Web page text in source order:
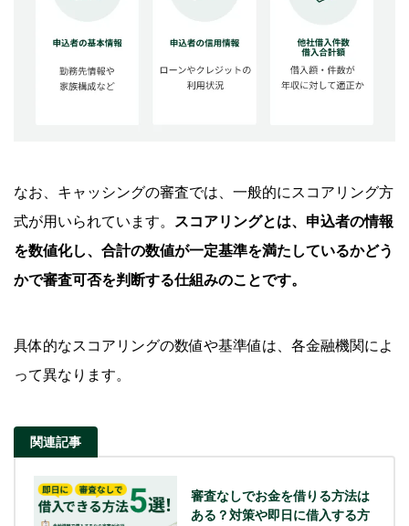
キャッシングの審査に通らなかったときの解決策
クレジットカードのショッピング枠で買物をする
不要品を売却する
に通りますか？
Q.はじめての申込でどの程度の金額を借入できますか？
Q.キャッシングの審査結果が遅い場合は通過できません
か？
キャッシングはSMBCモビットのカードローンを
ご検討ください
なお、キャッシングの審査では、一般的にスコアリング方
式が用いられています。
スコアリングとは、申込者の情報
を数値化し、合計の数値が一定基準を満たしているかどう
かで審査可否を判断する仕組みのことです。
具体的なスコアリングの数値や基準値は、各金融機関によ
って異なります。
関連記事
審査なしでお金を借りる方法は
ある？対策や即日に借入する方